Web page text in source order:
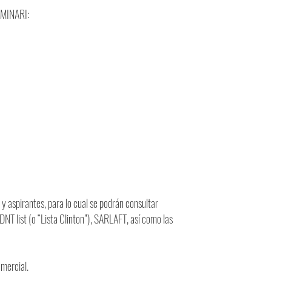
aspirantes, para lo cual se podrán consultar
list (o “Lista Clinton”), SARLAFT, así como las